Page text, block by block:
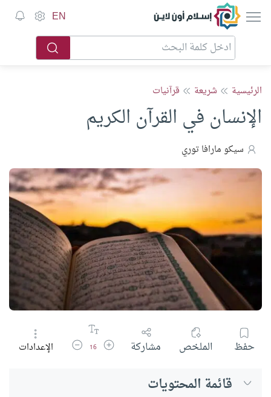
إسلام أون لاين EN
الرئيسية شريعة قرآنيات
الإنسان في القرآن الكريم
سيكو مارافا توري
حفظ الملخص مشاركة زيادة حجم الخط
16 تقليل حجم الخط
الإعدادات
قائمة المحتويات